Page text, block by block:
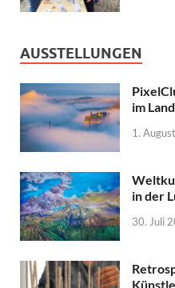
AUSSTELLUNGEN
im
1.
in der
30. Juli